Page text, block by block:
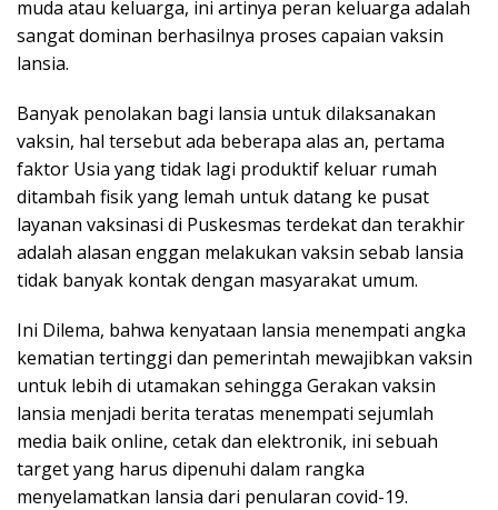
muda atau keluarga, ini artinya peran keluarga adalah
sangat dominan berhasilnya proses capaian vaksin
lansia.
Banyak penolakan bagi lansia untuk dilaksanakan
vaksin, hal tersebut ada beberapa alas an, pertama
faktor Usia yang tidak lagi produktif keluar rumah
ditambah fisik yang lemah untuk datang ke pusat
layanan vaksinasi di Puskesmas terdekat dan terakhir
adalah alasan enggan melakukan vaksin sebab lansia
tidak banyak kontak dengan masyarakat umum.
Ini Dilema, bahwa kenyataan lansia menempati angka
kematian tertinggi dan pemerintah mewajibkan vaksin
untuk lebih di utamakan sehingga Gerakan vaksin
lansia menjadi berita teratas menempati sejumlah
media baik online, cetak dan elektronik, ini sebuah
target yang harus dipenuhi dalam rangka
menyelamatkan lansia dari penularan covid-19.